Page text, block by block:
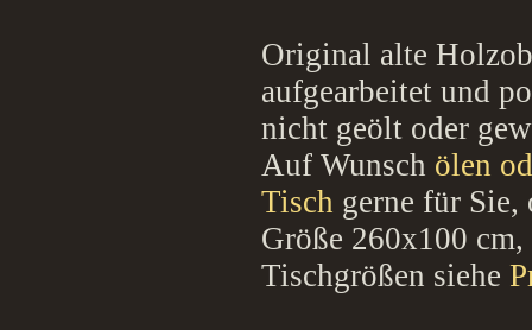
Original alte
aufgearbeitet und
nicht geölt oder
Auf Wunsch ölen
Tisch gerne für
Größe 260x100
Tischgrößen siehe